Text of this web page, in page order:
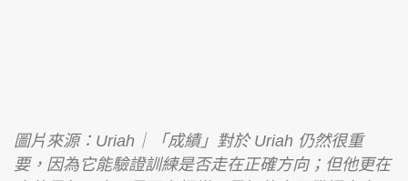
圖片來源：Uriah｜「成績」對於 Uriah 仍然很重
要，因為它能驗證訓練是否走在正確方向；但他更在